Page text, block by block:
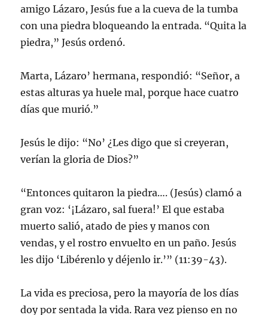
amigo Lázaro, Jesús fue a la cueva de la tumba
con una piedra bloqueando la entrada. “Quita la
piedra,” Jesús ordenó.
Marta, Lázaro’ hermana, respondió: “Señor, a
estas alturas ya huele mal, porque hace cuatro
días que murió.”
Jesús le dijo: “No’ ¿Les digo que si creyeran,
verían la gloria de Dios?”
“Entonces quitaron la piedra…. (Jesús) clamó a
gran voz: ‘¡Lázaro, sal fuera!’ El que estaba
muerto salió, atado de pies y manos con
vendas, y el rostro envuelto en un paño. Jesús
les dijo ‘Libérenlo y déjenlo ir.’” (11:39-43).
La vida es preciosa, pero la mayoría de los días
doy por sentada la vida. Rara vez pienso en no